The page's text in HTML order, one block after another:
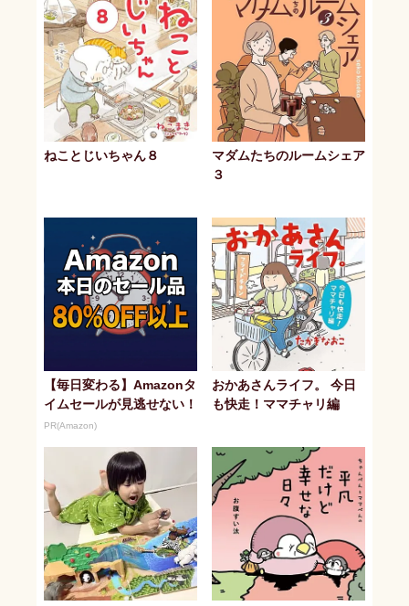
ねことじいちゃん８
マダムたちのルームシェア
３
【毎日変わる】Amazonタ
イムセールが見逃せない！
PR(Amazon)
おかあさんライフ。 今日
も快走！ママチャリ編